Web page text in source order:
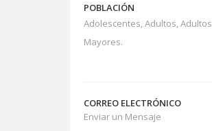
POBLACIÓN
Adolescentes, Adultos, Adultos
Mayores.
CORREO ELECTRÓNICO
Enviar un Mensaje